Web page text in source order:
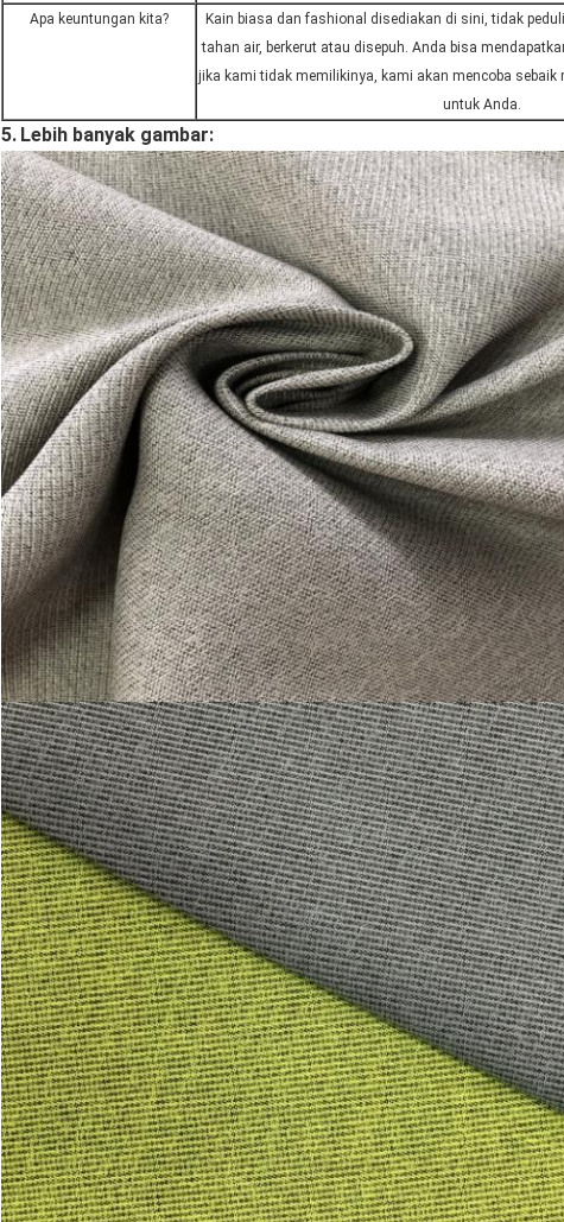
Apa keuntungan kita?
Kain biasa dan fashional disediakan di sini, tidak
tahan air, berkerut atau disepuh. Anda bisa
jika kami tidak memilikinya, kami akan mencoba sebaik
untuk Anda.
5. Lebih banyak gambar: